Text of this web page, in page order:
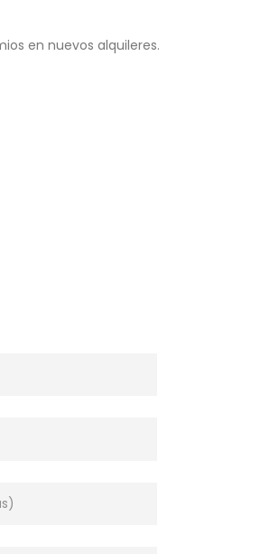
en nuevos alquileres.